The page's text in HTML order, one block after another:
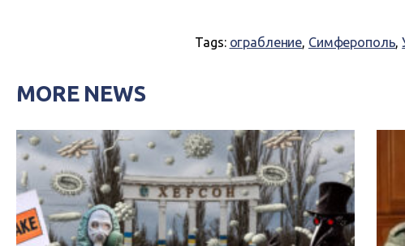
Tags: ограбление, Симферополь,
MORE NEWS